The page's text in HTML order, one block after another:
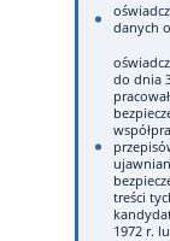
danych
do dnia
treści
1972 r.